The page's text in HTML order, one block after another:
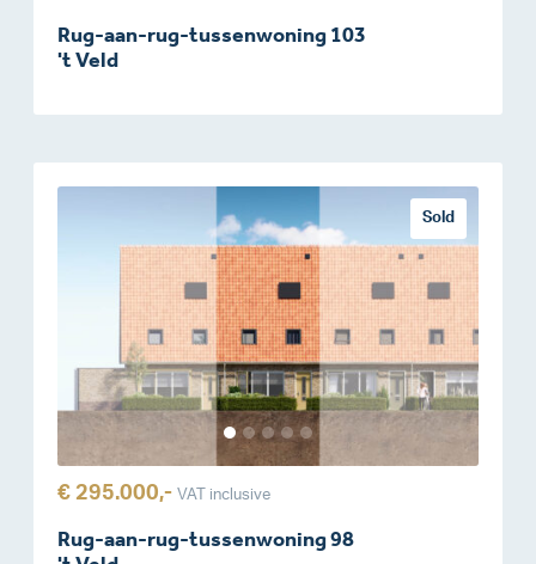
Rug-aan-rug-tussenwoning 103
't Veld
Sold
€ 295.000,- VAT inclusive
Rug-aan-rug-tussenwoning 98